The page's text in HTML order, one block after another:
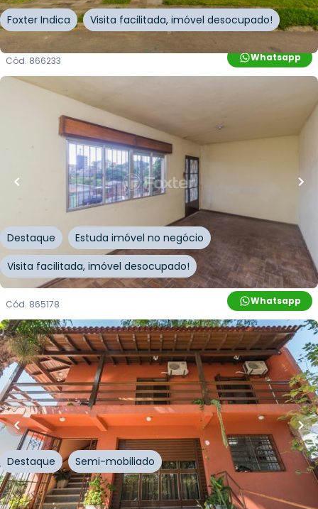
Foxter Indica Visita facilitada, imóvel desocupado!
Whatsapp
Cód. 866233
650.000,00
550.000,00
quartos•2banheiros•4
Casa
Avenida Circular,Vila Jardim Porto Alegre
Destaque
Estuda imóvel no negócio
Visita facilitada, imóvel desocupado!
Whatsapp
Cód. 865178
R$1.570.000,00
R$1.491.500,00
528m²•4quartos•4 banheiros•8vagas
Casa
Avenida dos Prazeres,Vila Jardim ,Porto Alegre
Destaque Semi-mobiliado
Whatsapp
Cód.211907